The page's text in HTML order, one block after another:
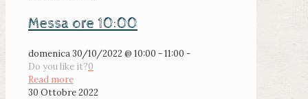
Messa ore 10:00
domenica 30/10/2022 @ 10:00 - 11:00 -
Do you like it?0
Read more
30 Ottobre 2022